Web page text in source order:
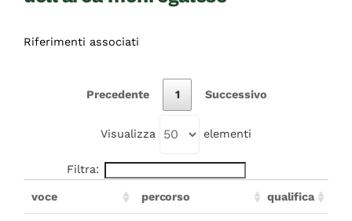
Riferimenti associati
Precedente 1 Successivo
Visualizza elementi
Filtra:
voce percorso qualifica